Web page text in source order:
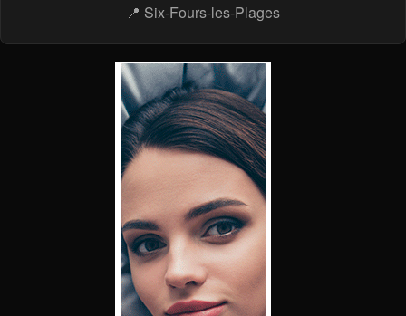
📍 Six-Fours-les-Plages